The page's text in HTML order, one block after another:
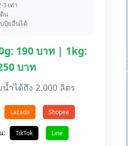
เท่า
น
ปุ๋ยอื่นได้
190 บาท | 1kg:
บาท
น้ำได้ถึง 2,000 ลิตร
Lazada Shopee
: TikTok Line